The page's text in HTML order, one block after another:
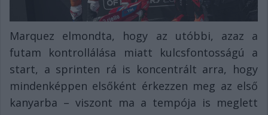
Marquez elmondta, hogy az utóbbi, azaz a
futam kontrollálása miatt kulcsfontosságú a
start, a sprinten rá is koncentrált arra, hogy
mindenképpen elsőként érkezzen meg az első
kanyarba – viszont ma a tempója is meglett